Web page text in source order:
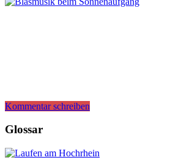
Kommentar schreiben
Glossar